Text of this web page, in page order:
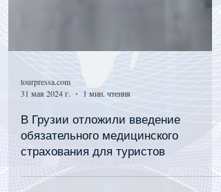
tourpressa.com
31 мая 2024 г.
1 мин. чтения
В Грузии отложили введение
обязательного медицинского
страхования для туристов